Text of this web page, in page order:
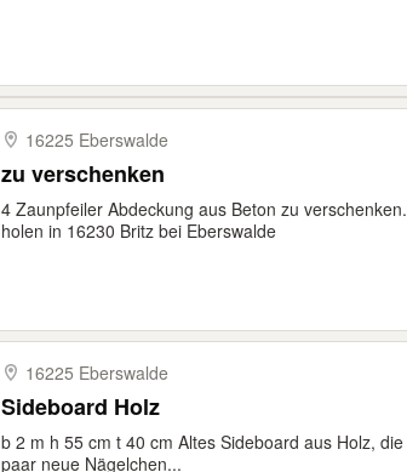
16225 Eberswalde
zu verschenken
4 Zaunpfeiler Abdeckung aus Beton zu
holen in 16230 Britz bei Eberswalde
16225 Eberswalde
Sideboard Holz
b 2 m h 55 cm t 40 cm Altes Sideboard aus Holz,
paar neue Nägelchen...